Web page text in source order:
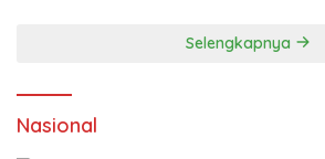
Selengkapnya
Nasional